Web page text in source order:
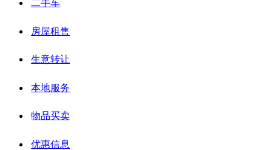
二手车
房屋租售
生意转让
本地服务
物品买卖
优惠信息